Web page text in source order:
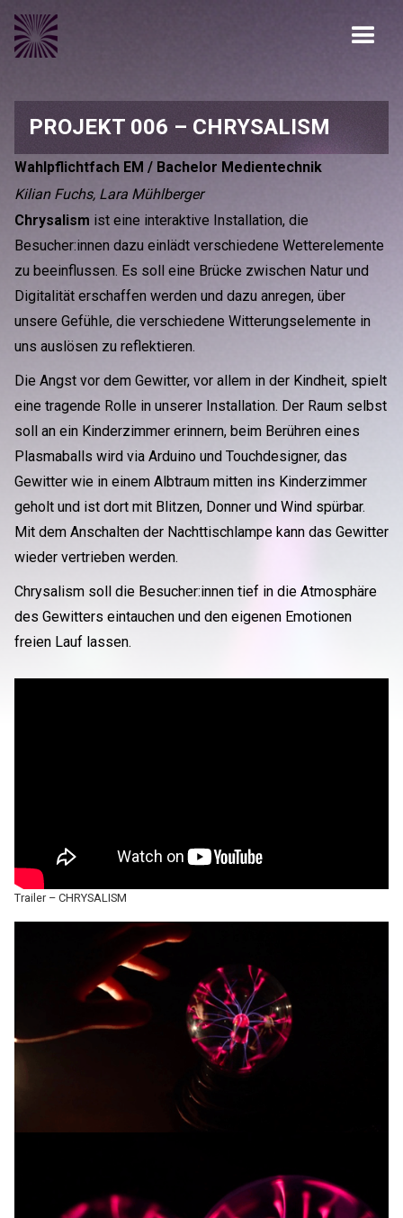
PROJEKT 006 – CHRYSALISM
Wahlpflichtfach EM / Bachelor Medientechnik
Kilian Fuchs, Lara Mühlberger
Chrysalism ist eine interaktive Installation, die
Besucher:innen dazu einlädt verschiedene Wetterelemente
zu beeinflussen. Es soll eine Brücke zwischen Natur und
Digitalität erschaffen werden und dazu anregen, über
unsere Gefühle, die verschiedene Witterungselemente in
uns auslösen zu reflektieren.
Die Angst vor dem Gewitter, vor allem in der Kindheit, spielt
eine tragende Rolle in unserer Installation. Der Raum selbst
soll an ein Kinderzimmer erinnern, beim Berühren eines
Plasmaballs wird via Arduino und Touchdesigner, das
Gewitter wie in einem Albtraum mitten ins Kinderzimmer
geholt und ist dort mit Blitzen, Donner und Wind spürbar.
Mit dem Anschalten der Nachttischlampe kann das Gewitter
wieder vertrieben werden.
Chrysalism soll die Besucher:innen tief in die Atmosphäre
des Gewitters eintauchen und den eigenen Emotionen
freien Lauf lassen.
Trailer – CHRYSALISM